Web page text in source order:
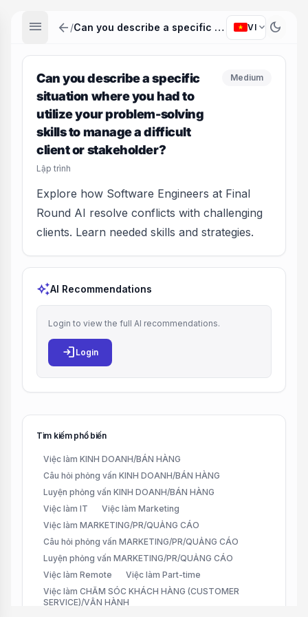
menu arrow_back / Can you describe a specific situation where you had to utilize your problem-solving skills to manage a difficult client or stakeholder? VI expand_more dark_mode
Can you describe a specific
situation where you had to
utilize your problem-solving
skills to manage a difficult
client or stakeholder?
Lập trình
Medium
Explore how Software Engineers at Final
Round AI resolve conflicts with challenging
clients. Learn needed skills and strategies.
auto_awesomeAI Recommendations
Login to view the full AI recommendations.
login Login
Tìm kiếm phổ biến
Việc làm KINH DOANH/BÁN HÀNG
Câu hỏi phỏng vấn KINH DOANH/BÁN HÀNG
Luyện phỏng vấn KINH DOANH/BÁN HÀNG
Việc làm IT
Việc làm Marketing
Việc làm MARKETING/PR/QUẢNG CÁO
Câu hỏi phỏng vấn MARKETING/PR/QUẢNG CÁO
Luyện phỏng vấn MARKETING/PR/QUẢNG CÁO
Việc làm Remote
Việc làm Part-time
Việc làm CHĂM SÓC KHÁCH HÀNG (CUSTOMER
SERVICE)/VẬN HÀNH